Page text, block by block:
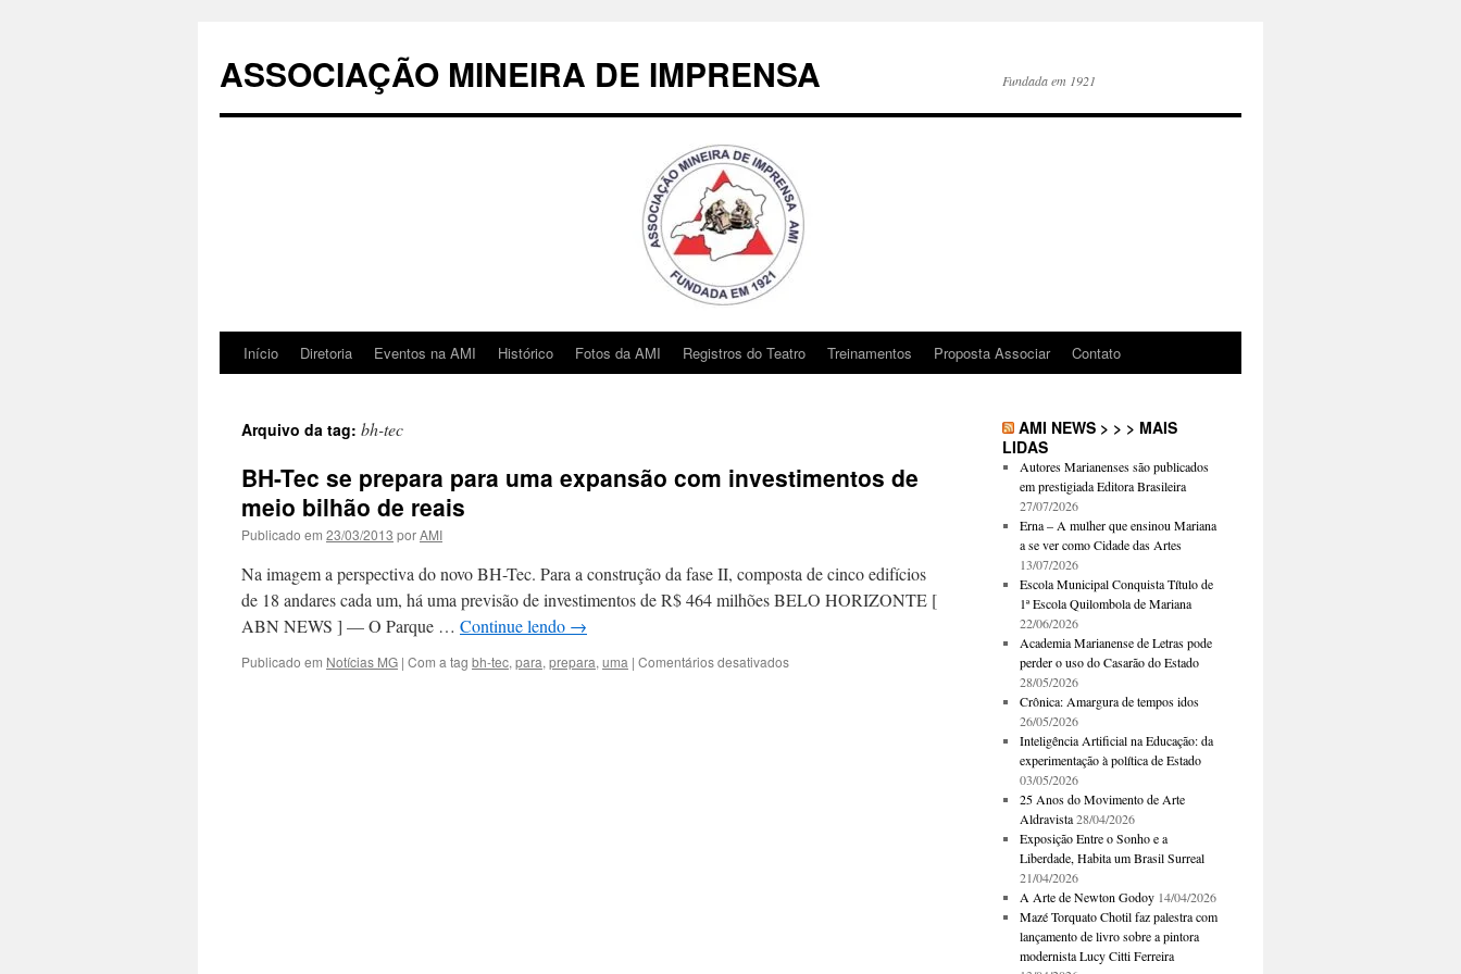
conteúdo
ASSOCIAÇÃO MINEIRA DE IMPRENSA Fundada em 1921
Início Diretoria Eventos na AMI Histórico Fotos da AMI Registros do Teatro Treinamentos Proposta Associar Contato
Arquivo da tag: bh-tec
BH-Tec se prepara para uma expansão com investimentos de
meio bilhão de reais
Publicado em 23/03/2013 porAMI
Na imagem a perspectiva do novo BH-Tec. Para a construção da fase II, composta de cinco edifícios
de 18 andares cada um, há uma previsão de investimentos de R$ 464 milhões BELO HORIZONTE [
ABN NEWS ] — O Parque … Continue lendo →
Publicado em Notícias MG | Com a tag bh-tec, para, prepara, uma | Comentários desativadosem
AMI NEWS > > > MAIS
LIDAS
Autores Marianenses são publicados
em prestigiada Editora Brasileira
27/07/2026
Erna – A mulher que ensinou Mariana
a se ver como Cidade das Artes
13/07/2026
Escola Municipal Conquista Título de
1ª Escola Quilombola de Mariana
22/06/2026
Academia Marianense de Letras pode
perder o uso do Casarão do Estado
28/05/2026
Crônica: Amargura de tempos idos
26/05/2026
Inteligência Artificial na Educação: da
experimentação à política de Estado
03/05/2026
25 Anos do Movimento de Arte
Aldravista 28/04/2026
Exposição Entre o Sonho e a
Liberdade, Habita um Brasil Surreal
21/04/2026
A Arte de Newton Godoy 14/04/2026
Mazé Torquato Chotil faz palestra com
lançamento de livro sobre a pintora
modernista Lucy Citti Ferreira